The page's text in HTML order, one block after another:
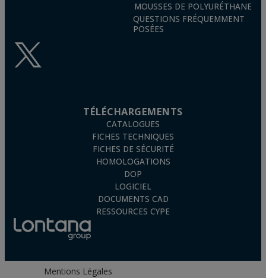
MOUSSES DE POLYURÉTHANE
QUESTIONS FRÉQUEMMENT
POSÉES
TÉLÉCHARGEMENTS
CATALOGUES
FICHES TECHNIQUES
FICHES DE SÉCURITÉ
HOMOLOGATIONS
DOP
LOGICIEL
DOCUMENTS CAD
RESSOURCES CYPE
Mentions Légales